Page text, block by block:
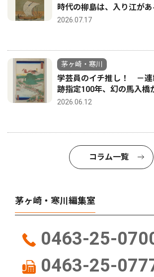
時代の柳島は、入り江が
2026.07.17
茅ヶ崎・寒川
学芸員のイチ推し！ －連
跡指定100年、幻の馬入橋
2026.06.12
コラム一覧
茅ヶ崎・寒川編集室
0463-25-
0463-25-